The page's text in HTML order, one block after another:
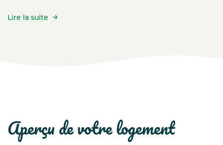
Lire la suite
aperçu de votre logement